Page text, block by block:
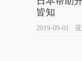
皆知
2019-09-01 ∙